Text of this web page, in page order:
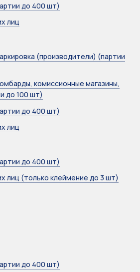
до 400 шт)
лиц
(производители) (партии
комиссионные магазины,
до 100 шт)
до 400 шт)
лиц
до 400 шт)
лиц (только клеймение до 3 шт)
до 400 шт)